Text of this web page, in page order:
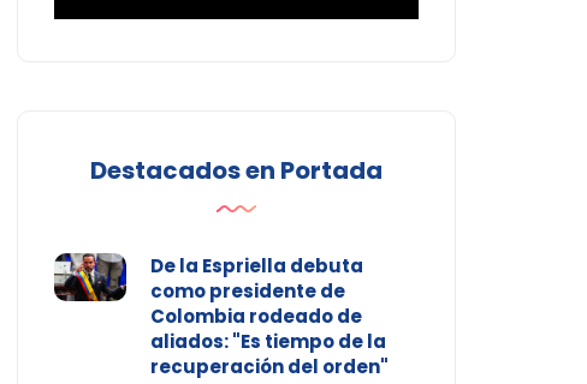
Destacados en Portada
De la Espriella debuta
como presidente de
Colombia rodeado de
aliados: "Es tiempo de la
recuperación del orden"